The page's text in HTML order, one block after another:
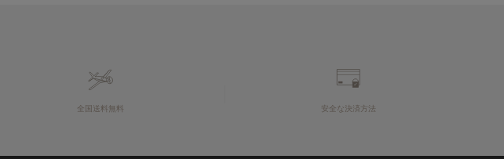
全国送料無料 安全な決済方法